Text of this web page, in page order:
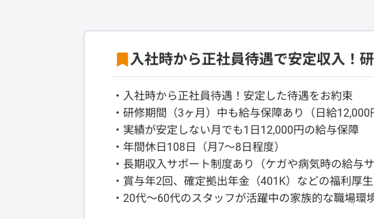
入社時から正社員待遇で安定収入！
・入社時から正社員待遇！安定した待遇をお約束
・研修期間（3ヶ月）中も給与保障あり（日給12,000
・実績が安定しない月でも1日12,000円の給与保障
・年間休日108日（月7～8日程度）
・長期収入サポート制度あり（ケガや病気時の給与サ
・賞与年2回、確定拠出年金（401K）などの福利厚
・20代～60代のスタッフが活躍中の家族的な職場環